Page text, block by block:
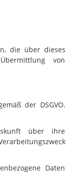
die über dieses
von
der DSGVO.
über ihre
Daten